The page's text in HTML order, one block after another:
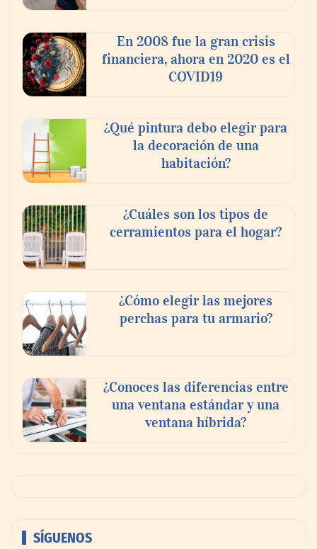
En 2008 fue la gran crisis
financiera, ahora en 2020 es el
COVID19
¿Qué pintura debo elegir para
la decoración de una
habitación?
¿Cuáles son los tipos de
cerramientos para el hogar?
¿Cómo elegir las mejores
perchas para tu armario?
¿Conoces las diferencias entre
una ventana estándar y una
ventana híbrida?
SÍGUENOS